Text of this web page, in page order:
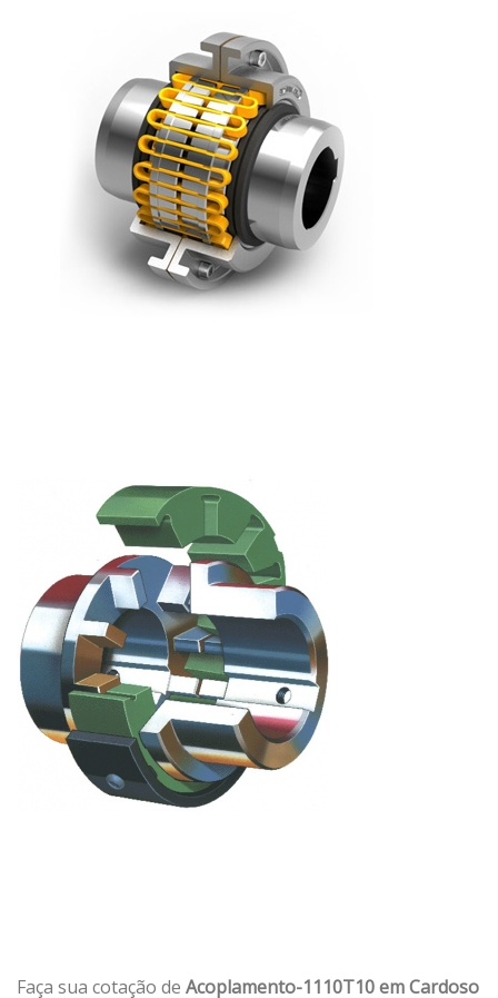
Faça sua cotação de Acoplamento-1110T10 em Cardoso